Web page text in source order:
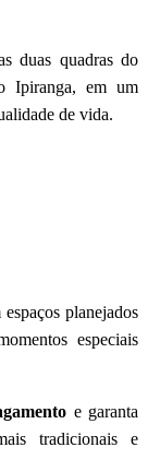
duas quadras do
Ipiranga, em um
de vida.
espaços planejados
especiais
e garanta
tradicionais e